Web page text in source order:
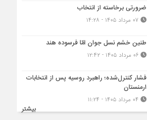
ضرورتی برخاسته از انتخاب
طنین خشم نسل جوان امّا فرسوده هند
۰۶ مرداد ۱۴۰۵ - ۱۲:۴۲
فشار کنترل‌شده؛ راهبرد روسیه پس از انتخابات
ارمنستان
بیشتر